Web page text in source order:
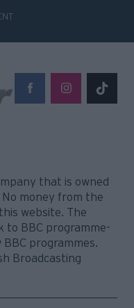
that is owned
money from the
website. The
to BBC programme-
programmes.
Broadcasting